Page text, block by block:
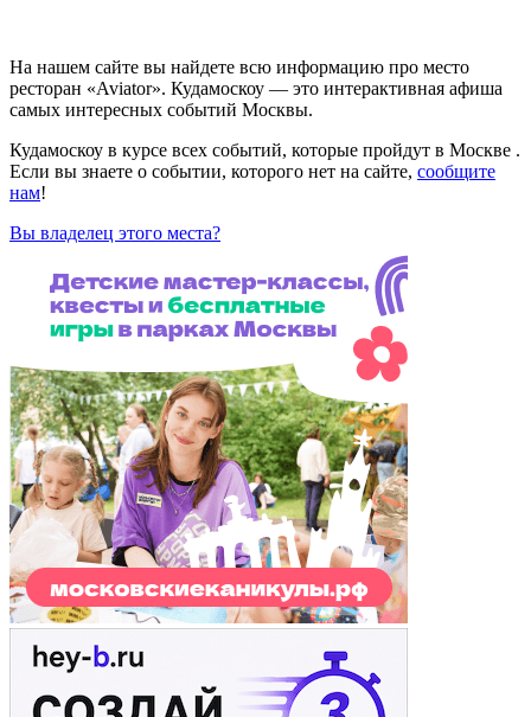
На нашем сайте вы найдете всю информацию про место
ресторан «Aviator». Кудамоскоу — это интерактивная афиша
самых интересных событий Москвы.
Кудамоскоу в курсе всех событий, которые пройдут в Москве .
Если вы знаете о событии, которого нет на сайте, сообщите
нам!
Вы владелец этого места?